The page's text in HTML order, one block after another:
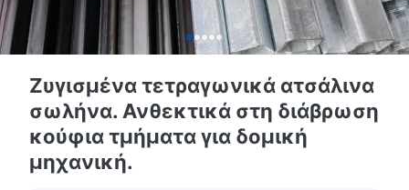
Ζυγισμένα τετραγωνικά ατσάλινα
σωλήνα. Ανθεκτικά στη διάβρωση
κούφια τμήματα για δομική
μηχανική.